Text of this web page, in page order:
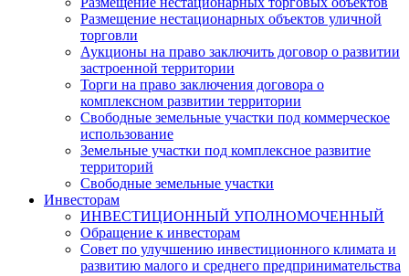
Размещение нестационарных объектов уличной
торговли
Аукционы на право заключить договор о развитии
застроенной территории
Торги на право заключения договора о
комплексном развитии территории
Свободные земельные участки под коммерческое
использование
Земельные участки под комплексное развитие
территорий
Свободные земельные участки
Инвесторам
ИНВЕСТИЦИОННЫЙ УПОЛНОМОЧЕННЫЙ
Обращение к инвесторам
Совет по улучшению инвестиционного климата и
развитию малого и среднего предпринимательства